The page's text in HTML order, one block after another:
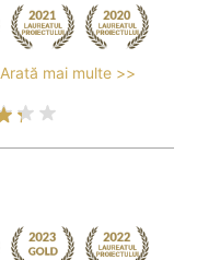
Arată mai multe >>